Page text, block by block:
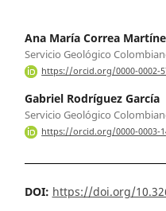
Ana María Correa
Servicio Geológico
https://orcid.org/0000-0002-
Gabriel Rodríguez García
Servicio Geológico
https://orcid.org/0000-0003-
DOI: https://doi.org/